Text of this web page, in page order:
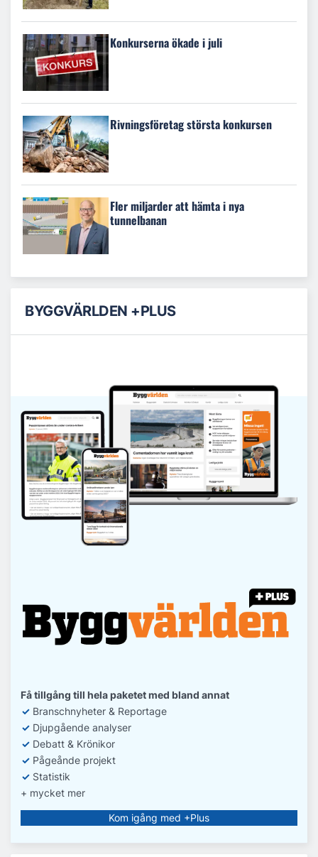
Konkurserna ökade i juli
Rivningsföretag största konkursen
Fler miljarder att hämta i nya
tunnelbanan
BYGGVÄRLDEN +PLUS
Få tillgång till hela paketet med bland annat
✓ Branschnyheter & Reportage
✓ Djupgående analyser
✓ Debatt & Krönikor
✓ Pågeånde projekt
✓ Statistik
+ mycket mer
Kom igång med +Plus